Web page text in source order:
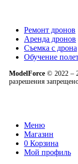
Ремонт дронов
Аренда дронов
Съемка с дрона
Обучение
ModelForce © 2022 –
разрешения
Меню
Магазин
0 Корзина
Мой профиль